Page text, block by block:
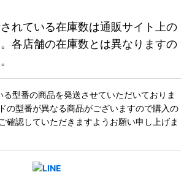
れている在庫数は通販サイト上の
各店舗の在庫数とは異なりますの
型番の商品を発送させていただいておりま
の型番が異なる商品がございますので購入の
確認していただきますようお願い申し上げま